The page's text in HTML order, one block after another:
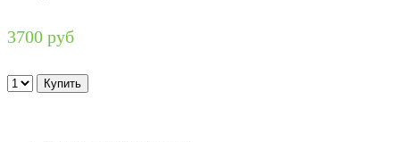
3700 руб